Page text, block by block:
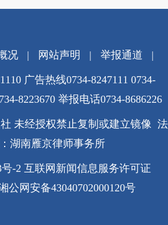
况| 网站声明 | 举报通道 |
广告热线0734-8247111 0734-
8223670 举报电话0734-8686226
未经授权禁止复制或建立镜像 法
湖南雁京律师事务所
-2 互联网新闻信息服务许可证
公网安备43040702000120号